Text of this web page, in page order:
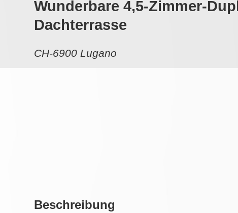
Wunderbare 4,5-Zimmer-
Dachterrasse
CH-6900 Lugano
Beschreibung